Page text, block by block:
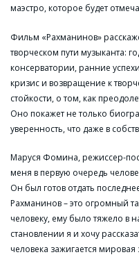
маэстро, которое будет
Фильм «Рахманинов»
творческом пути музыканта:
консерватории, ранние
кризис и возвращение к
стойкости, о том, как
Оно покажет не только
уверенность, что даже в
Маруся Фомина, режиссер-
меня в первую очередь
Он был готов отдать
Рахманинов – это огромный
человеку, ему было тяжело в
становлении я и хочу
человека зажигается мировая